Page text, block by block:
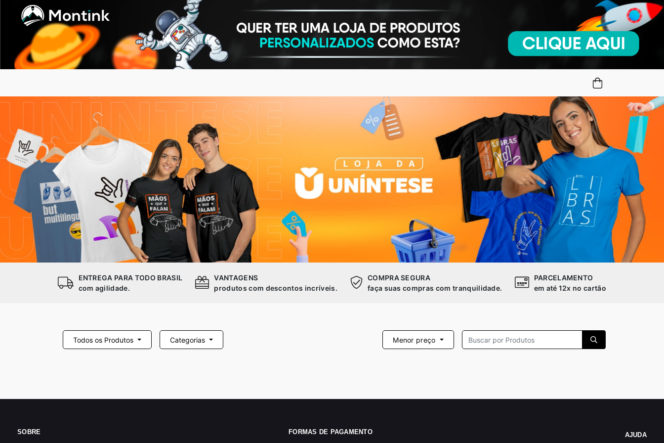
ENTREGA PARA TODO BRASIL
com agilidade.
VANTAGENS
produtos com descontos incríveis.
COMPRA SEGURA
faça suas compras com tranquilidade.
PARCELAMENTO
em até 12x no cartão
Todos os Produtos Categorias Menor preço
SOBRE FORMAS DE PAGAMENTO AJUDA